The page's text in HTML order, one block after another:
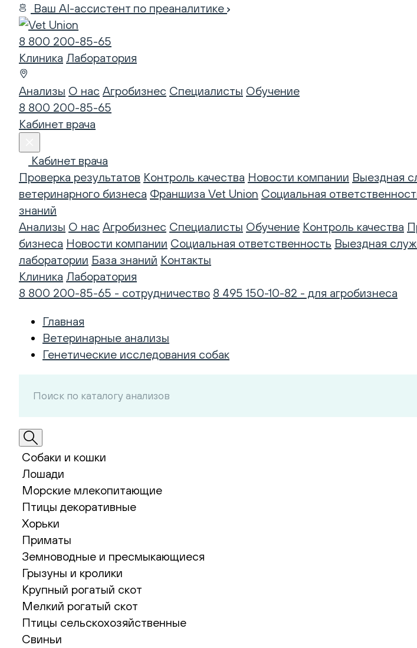
Ваш AI-ассистент по преаналитике
8 800 200-85-65
Клиника Лаборатория
Анализы О нас Агробизнес Специалисты Обучение
8 800 200-85-65
Кабинет врача
Кабинет врача
Проверка результатов Контроль качества Новости компании Выездная
ветеринарного бизнеса Франшиза Vet Union Социальная
знаний
Анализы О нас Агробизнес Специалисты Обучение Контроль качества
бизнеса Новости компании Социальная ответственность Выездная
лаборатории База знаний Контакты
Клиника Лаборатория
8 800 200-85-65 - сотрудничество 8 495 150-10-82 - для агробизнеса
Главная
Ветеринарные анализы
Генетические исследования собак
Собаки и кошки
Лошади
Морские млекопитающие
Птицы декоративные
Хорьки
Приматы
Земноводные и пресмыкающиеся
Грызуны и кролики
Крупный рогатый скот
Мелкий рогатый скот
Птицы сельскохозяйственные
Свиньи